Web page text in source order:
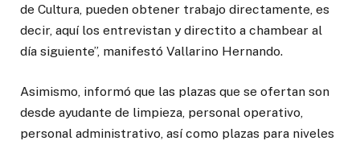
de Cultura, pueden obtener trabajo directamente, es
decir, aquí los entrevistan y directito a chambear al
día siguiente”, manifestó Vallarino Hernando.
Asimismo, informó que las plazas que se ofertan son
desde ayudante de limpieza, personal operativo,
personal administrativo, así como plazas para niveles